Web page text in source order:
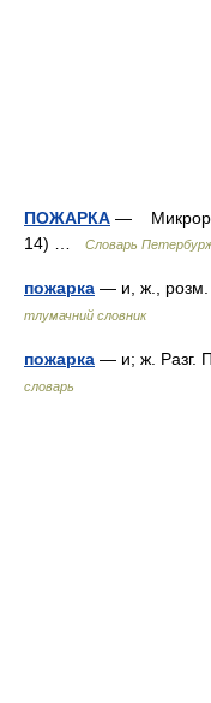
ПОЖАРКА —
14) …
Словарь
пожарка — и, ж.,
тлумачний словник
пожарка — и; ж. Разг.
словарь